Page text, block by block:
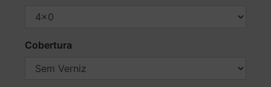
Cobertura